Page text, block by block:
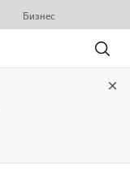
Бизнес
Поиск